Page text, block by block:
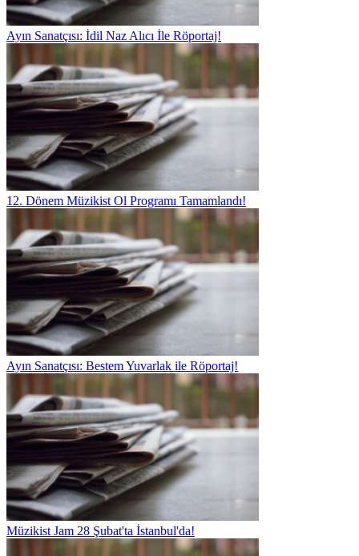
Ayın Sanatçısı: İdil Naz Alıcı İle Röportaj!
12. Dönem Müzikist Ol Programı Tamamlandı!
Ayın Sanatçısı: Bestem Yuvarlak ile Röportaj!
Müzikist Jam 28 Şubat'ta İstanbul'da!